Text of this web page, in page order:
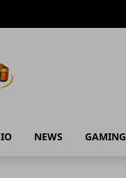
NEWS GAMING